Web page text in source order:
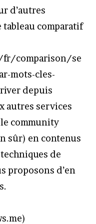
d’autres
comparatif
comparison/se
mots-cles-
depuis
autres services
community
sûr) en contenus
de
proposons d’en